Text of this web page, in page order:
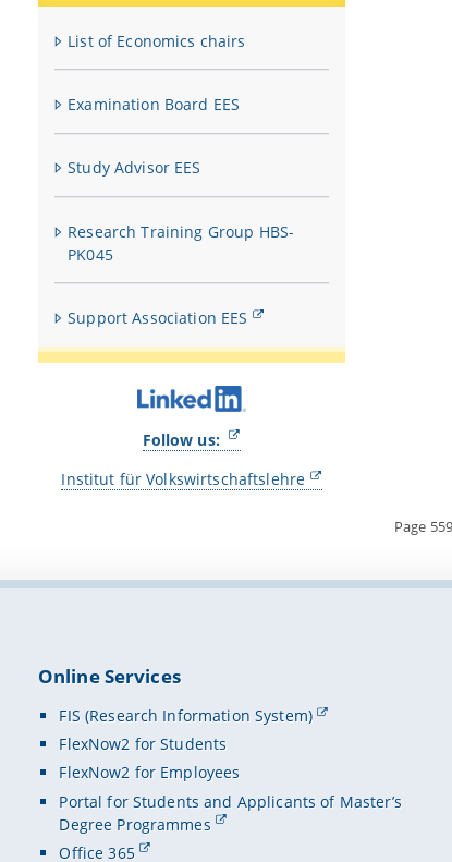
List of Economics chairs
Examination Board EES
Study Advisor EES
Research Training Group HBS-
PK045
Support Association EES
Follow us:
Institut für Volkswirtschaftslehre
Page
Online Services
FIS (Research Information System)
FlexNow2 for Students
FlexNow2 for Employees
Portal for Students and Applicants of Master’s
Degree Programmes
Office 365